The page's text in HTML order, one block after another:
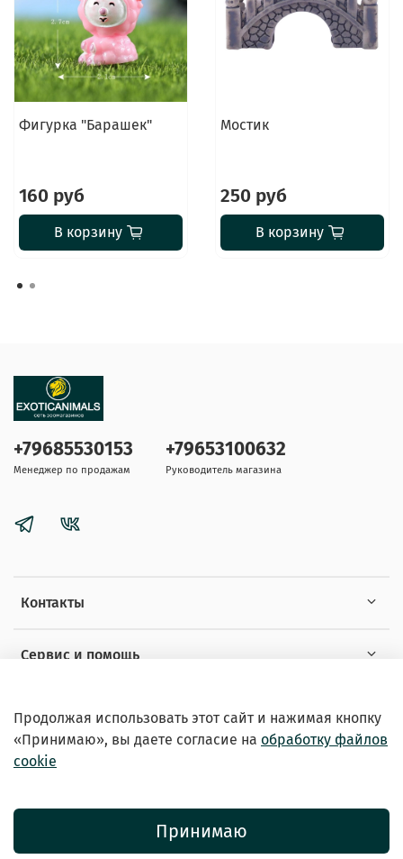
Фигурка "Барашек"
160 руб
В корзину
Мостик
250 руб
В корзину
Контакты
Сервис и помощь
+79685530153
Менеджер по продажам
+79653100632
Руководитель магазина
© 2026 Зоомагазин «EXOTICANIMALS»
Продолжая использовать этот сайт и нажимая кнопку
«Принимаю», вы даете согласие на обработку файлов
cookie
Принимаю